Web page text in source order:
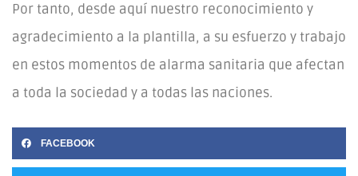
Por tanto, desde aquí nuestro reconocimiento y
agradecimiento a la plantilla, a su esfuerzo y trabajo
en estos momentos de alarma sanitaria que afectan
a toda la sociedad y a todas las naciones.
FACEBOOK